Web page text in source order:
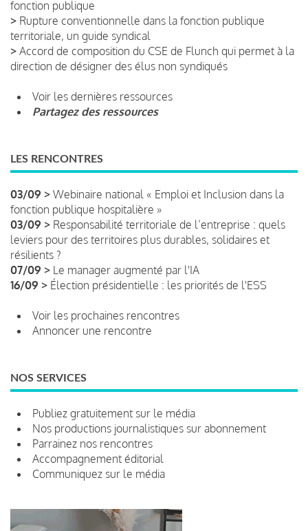
fonction publique
> Rupture conventionnelle dans la fonction publique
territoriale, un guide syndical
> Accord de composition du CSE de Flunch qui permet à la
direction de désigner des élus non syndiqués
Voir les dernières ressources
Partagez des ressources
LES RENCONTRES
03/09 > Webinaire national « Emploi et Inclusion dans la
fonction publique hospitalière »
03/09 > Responsabilité territoriale de l’entreprise : quels
leviers pour des territoires plus durables, solidaires et
résilients ?
07/09 > Le manager augmenté par l'IA
16/09 > Élection présidentielle : les priorités de l'ESS
Voir les prochaines rencontres
Annoncer une rencontre
NOS SERVICES
Publiez gratuitement sur le média
Nos productions journalistiques sur abonnement
Parrainez nos rencontres
Accompagnement éditorial
Communiquez sur le média